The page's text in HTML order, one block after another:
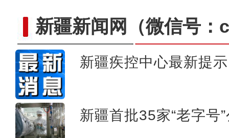
新疆新闻网 （微信号
新疆疾控中心最新提
新疆首批35家“老字号